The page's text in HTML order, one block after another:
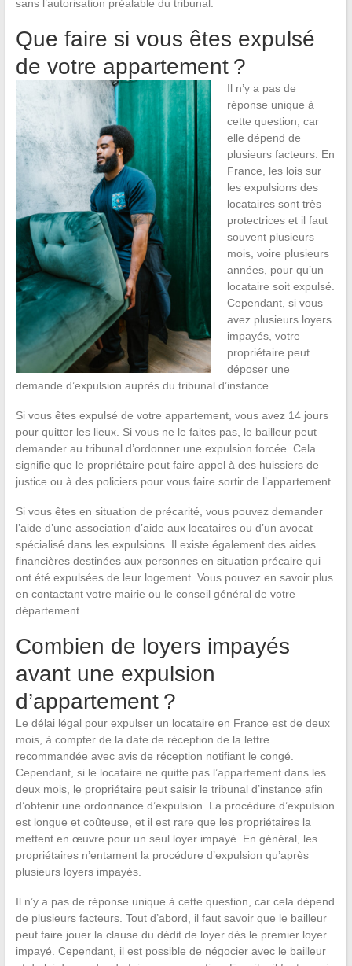
sans l’autorisation préalable du tribunal.
Que faire si vous êtes expulsé
de votre appartement ?
Il n’y a pas de
réponse unique à
cette question, car
elle dépend de
plusieurs facteurs. En
France, les lois sur
les expulsions des
locataires sont très
protectrices et il faut
souvent plusieurs
mois, voire plusieurs
années, pour qu’un
locataire soit expulsé.
Cependant, si vous
avez plusieurs loyers
impayés, votre
propriétaire peut
déposer une
demande d’expulsion auprès du tribunal d’instance.
Si vous êtes expulsé de votre appartement, vous avez 14 jours
pour quitter les lieux. Si vous ne le faites pas, le bailleur peut
demander au tribunal d’ordonner une expulsion forcée. Cela
signifie que le propriétaire peut faire appel à des huissiers de
justice ou à des policiers pour vous faire sortir de l’appartement.
Si vous êtes en situation de précarité, vous pouvez demander
l’aide d’une association d’aide aux locataires ou d’un avocat
spécialisé dans les expulsions. Il existe également des aides
financières destinées aux personnes en situation précaire qui
ont été expulsées de leur logement. Vous pouvez en savoir plus
en contactant votre mairie ou le conseil général de votre
département.
Combien de loyers impayés
avant une expulsion
d’appartement ?
Le délai légal pour expulser un locataire en France est de deux
mois, à compter de la date de réception de la lettre
recommandée avec avis de réception notifiant le congé.
Cependant, si le locataire ne quitte pas l’appartement dans les
deux mois, le propriétaire peut saisir le tribunal d’instance afin
d’obtenir une ordonnance d’expulsion. La procédure d’expulsion
est longue et coûteuse, et il est rare que les propriétaires la
mettent en œuvre pour un seul loyer impayé. En général, les
propriétaires n’entament la procédure d’expulsion qu’après
plusieurs loyers impayés.
Il n’y a pas de réponse unique à cette question, car cela dépend
de plusieurs facteurs. Tout d’abord, il faut savoir que le bailleur
peut faire jouer la clause du dédit de loyer dès le premier loyer
impayé. Cependant, il est possible de négocier avec le bailleur